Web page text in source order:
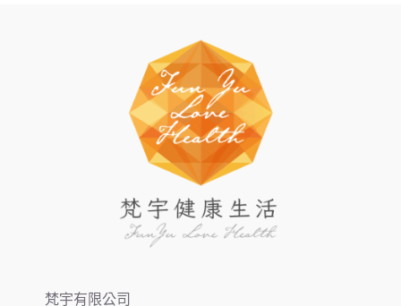
梵宇有限公司